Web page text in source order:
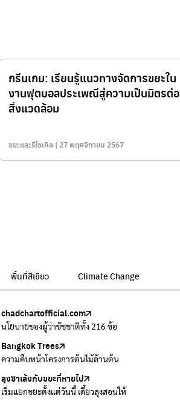
กรีนเกม: เรียนรู้แนวทางจัดการขยะใน
งานฟุตบอลประเพณีสู่ความเป็นมิตรต่อ
สิ่งแวดล้อม
ขยะและรีไซเคิล | 27 พฤศจิกายน 2567
พื้นที่สีเขียว Climate Change
chadchartofficial.com
นโยบายของผู้ว่าชัชชาติทั้ง 216 ข้อ
Bangkok Trees
ความคืบหน้าโครงการต้นไม้ล้านต้น
ลุงซาเล้งกับขยะที่หายไป
เริ่มแยกขยะตั้งแต่วันนี้ เดี๋ยวลุงสอนให้
BKK Zero Waste
กรุงเทพฯไม่เทรวม
Green2Get
แอปแยกขยะได้ง่ายๆเพียงสแกนบาร์โค้ดสินค้า
มูลนิธิโลกสีเขียว
สร้างโลกเขียวด้วยพลังเรียนรู้
Airbkk
รายงานคุณภาพอากาศในกรุงเทพมหานคร
Line Alert
แจ้งเตือนฝุ่นผ่านไลน์ เมื่อค่าฝุ่นสูง
สำนักสิ่งแวดล้อม กรุงเทพมหานคร
ศูนย์ข้อมูลกระจายข่าวส่งเสริมอนุรักษ์พลังงาน กทม.
Greener Bangkok 2030
โครงการเพิ่มพื้นที่สีเขียวภายในปี 2030
Urban Design and Development Center
ศูนย์ออกแบบและพัฒนาผังเมือง
BangkokStories
เรื่องราวในกรุงเทพโดยครีเอเตอร์
Climate Strike Thailand
เพจรณรงค์โครงการเพื่อสิ่งแวดล้อมในสังคม
กรมอุตุนิยมวิทยา
กรมควบคุมอากาศรวมถึงการแจ้งเตือนภัยพิบัติ